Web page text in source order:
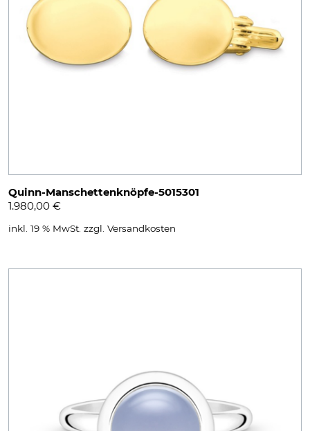
Quinn-Manschettenknöpfe-5015301
1.980,00 €
inkl. 19 % MwSt. zzgl. Versandkosten